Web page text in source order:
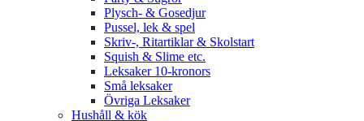
Plysch- & Gosedjur
Pussel, lek & spel
Skriv-, Ritartiklar & Skolstart
Squish & Slime etc.
Leksaker 10-kronors
Små leksaker
Övriga Leksaker
Hushåll & kök